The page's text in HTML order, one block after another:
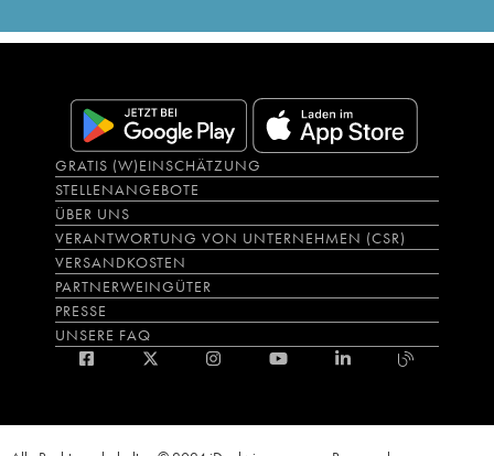
GRATIS (W)EINSCHÄTZUNG
STELLENANGEBOTE
ÜBER UNS
VERANTWORTUNG VON UNTERNEHMEN (CSR)
VERSANDKOSTEN
PARTNERWEINGÜTER
PRESSE
UNSERE FAQ